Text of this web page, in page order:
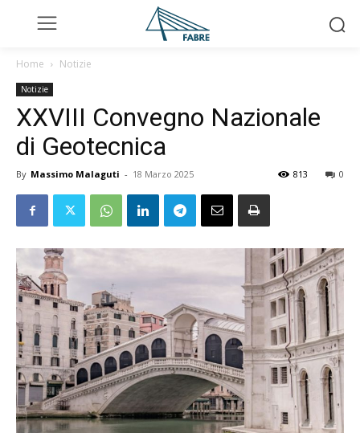
Home Notizie
Notizie
XXVIII Convegno Nazionale
di Geotecnica
By Massimo Malaguti - 18 Marzo 2025 0
813